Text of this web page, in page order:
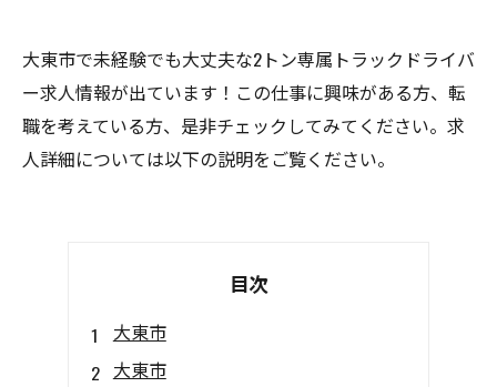
大東市で未経験でも大丈夫な2トン専属トラックドライバ
ー求人情報が出ています！この仕事に興味がある方、転
職を考えている方、是非チェックしてみてください。求
人詳細については以下の説明をご覧ください。
目次
大東市
大東市